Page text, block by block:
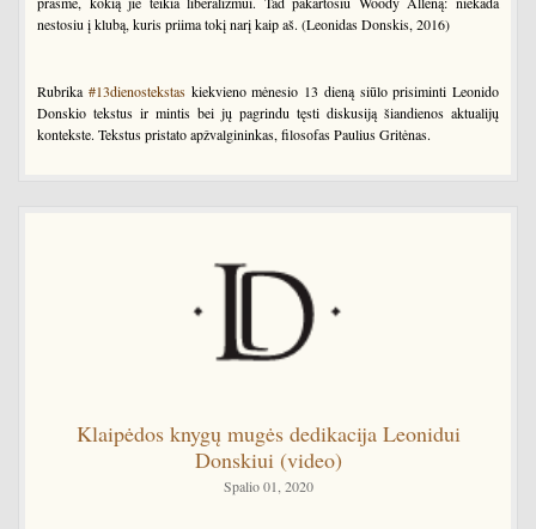
nestosiu į klubą, kuris priima tokį narį kaip aš. (Leonidas Donskis, 2016)
Rubrika #13dienostekstaskiekvieno mėnesio 13 dieną siūlo prisiminti Leonido
Donskio tekstus ir mintis bei jų pagrindu tęsti diskusiją šiandienos aktualijų
kontekste. Tekstus pristato apžvalgininkas, filosofas Paulius Gritėnas.
Klaipėdos knygų mugės dedikacija Leonidui
Donskiui (video)
Spalio 01, 2020